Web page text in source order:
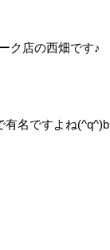
ク店の西畑です♪
有名ですよね(^q^)b